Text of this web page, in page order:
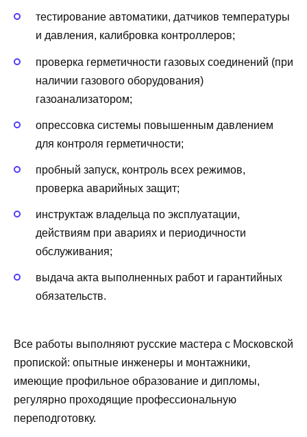
тестирование автоматики, датчиков температуры
и давления, калибровка контроллеров;
проверка герметичности газовых соединений (при
наличии газового оборудования)
газоанализатором;
опрессовка системы повышенным давлением
для контроля герметичности;
пробный запуск, контроль всех режимов,
проверка аварийных защит;
инструктаж владельца по эксплуатации,
действиям при авариях и периодичности
обслуживания;
выдача акта выполненных работ и гарантийных
обязательств.
Все работы выполняют русские мастера с Московской
пропиской: опытные инженеры и монтажники,
имеющие профильное образование и дипломы,
регулярно проходящие профессиональную
переподготовку.